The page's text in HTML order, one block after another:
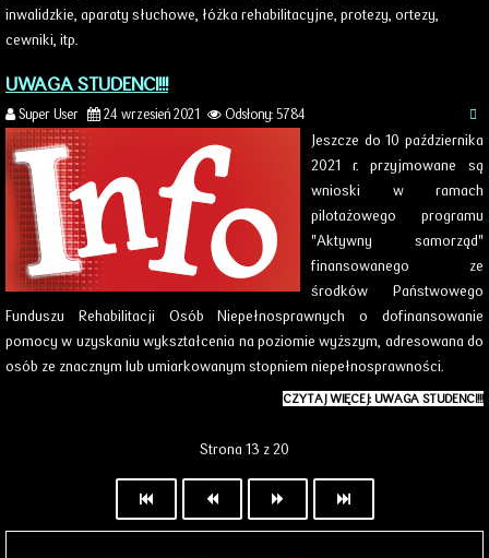
inwalidzkie, aparaty słuchowe, łóżka rehabilitacyjne, protezy, ortezy,
cewniki, itp.
UWAGA STUDENCI!!!
Super User 24 wrzesień 2021 Odsłony: 5784
Jeszcze do 10 października
2021 r. przyjmowane są
wnioski w ramach
pilotażowego programu
"Aktywny samorząd"
finansowanego ze
środków Państwowego
Funduszu Rehabilitacji Osób Niepełnosprawnych o dofinansowanie
pomocy w uzyskaniu wykształcenia na poziomie wyższym, adresowana do
osób ze znacznym lub umiarkowanym stopniem niepełnosprawności.
CZYTAJ WIĘCEJ: UWAGA STUDENCI!!!
Strona 13 z 20